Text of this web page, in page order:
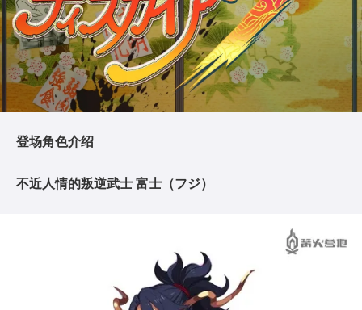
登场角色介绍
不近人情的叛逆武士 富士（フジ）